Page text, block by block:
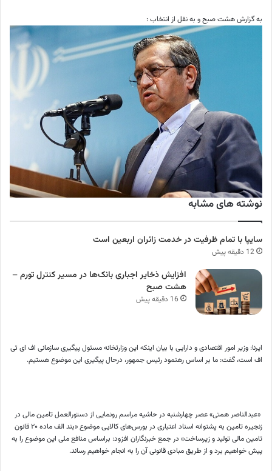
به گزارش هشت صبح و به نقل از انتخاب :
نوشته های مشابه
سایپا با تمام ظرفیت در خدمت زائران اربعین است
12 دقیقه پیش
افزایش ذخایر اجباری بانک‌ها در مسیر کنترل تورم –
هشت صبح
16 دقیقه پیش
ایرنا: وزیر امور اقتصادی و دارایی با بیان اینکه این وزارتخانه مسئول پیگیری سازمانی اف‌ ای‌ تی‌
اف است، گفت: ما بر اساس رهنمود رئیس جمهور، درحال پیگیری این موضوع هستیم.
«عبدالناصر همتی» عصر چهارشنبه در حاشیه مراسم رونمایی از دستورالعمل تامین مالی در
زنجیره تامین به پشتوانه اسناد اعتباری در بورس‌های کالایی موضوع «بند الف ماده ۲۰ قانون
تامین مالی تولید و زیرساخت» در جمع خبرنگاران افزود: براساس منافع ملی این موضوع را به
پیش خواهیم برد و از طریق مبادی قانونی آن را به انجام خواهیم رساند.